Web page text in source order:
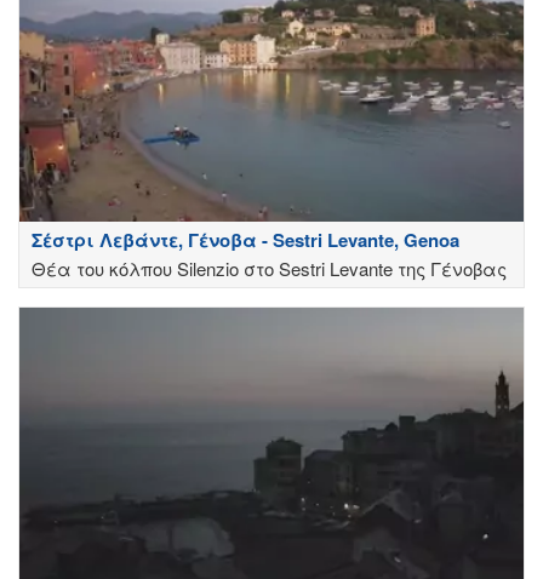
Σέστρι Λεβάντε, Γένοβα - Sestri Levante, Genoa
Θέα του κόλπου Silenzio στο Sestri Levante της Γένοβας